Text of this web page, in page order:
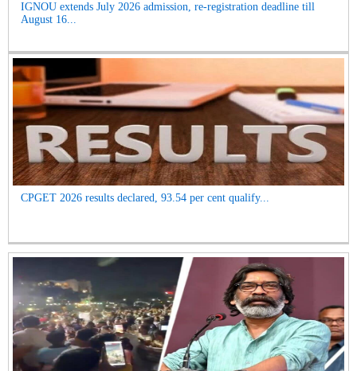
IGNOU extends July 2026 admission, re-registration deadline till
August 16...
CPGET 2026 results declared, 93.54 per cent qualify...